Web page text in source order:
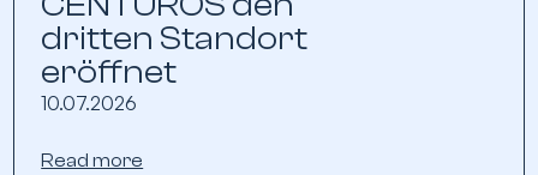
dritten Standort
eröffnet
10.07.2026
Read more